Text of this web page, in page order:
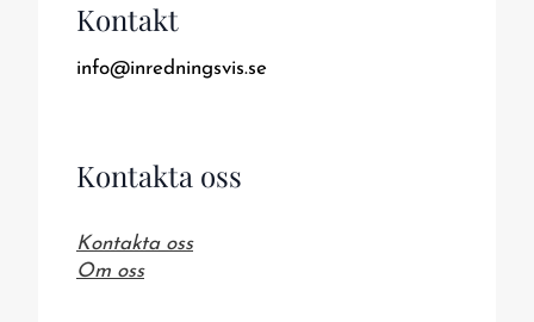
Kontakt
info@inredningsvis.se
Kontakta oss
Kontakta oss
Om oss